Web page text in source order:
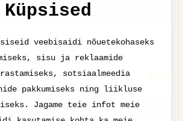
03.01.2020 11:41
kandiliselt ümarale?
Küpsised
veebisaidi nõuetekohaseks
sisu ja reklaamide
sotsiaalmeedia
pakkumiseks ning liikluse
Jagame teie infot meie